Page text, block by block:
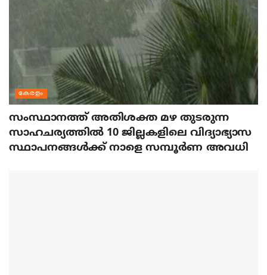
കേരളം
സംസ്ഥാനത്ത് അതിശക്ത മഴ തുടരുന്ന
സാഹചര്യത്തിൽ 10 ജില്ലകളിലെ വിദ്യാഭ്യാസ
സ്ഥാപനങ്ങൾക്ക് നാളെ സമ്പൂർണ അവധി